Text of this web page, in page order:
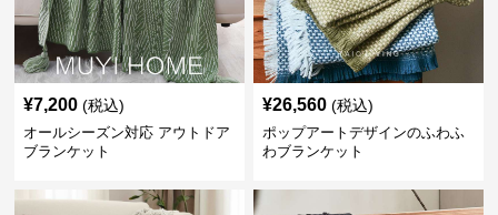
¥7,200 (税込)
オールシーズン対応 アウトドア
ブランケット
¥26,560 (税込)
ポップアートデザインのふわふ
わブランケット